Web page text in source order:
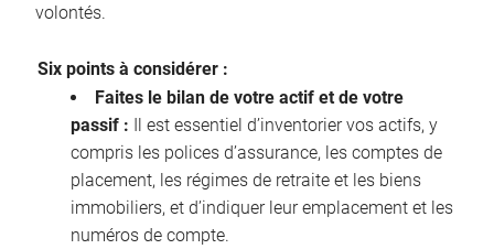
volontés.
Six points à considérer :
Faites le bilan de votre actif et de votre
passif : Il est essentiel d’inventorier vos actifs, y
compris les polices d’assurance, les comptes de
placement, les régimes de retraite et les biens
immobiliers, et d’indiquer leur emplacement et les
numéros de compte.